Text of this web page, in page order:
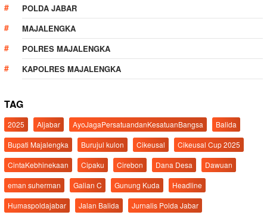
POLDA JABAR
MAJALENGKA
POLRES MAJALENGKA
KAPOLRES MAJALENGKA
TAG
2025 Aljabar AyoJagaPersatuandanKesatuanBangsa
Balida
Bupati Majalengka
Burujul kulon Cikeusal
Cikeusal Cup 2025
CintaKebhinekaan
Cipaku Cirebon Dana Desa
Dawuan
eman suherman
Galian C Gunung Kuda
Headline
Humaspoldajabar
Jalan Balida
Jurnalis Polda Jabar